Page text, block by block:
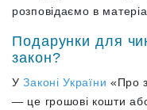
розповідаємо в
Подарунки для
закон?
УЗаконі України «Про
— це грошові кошти